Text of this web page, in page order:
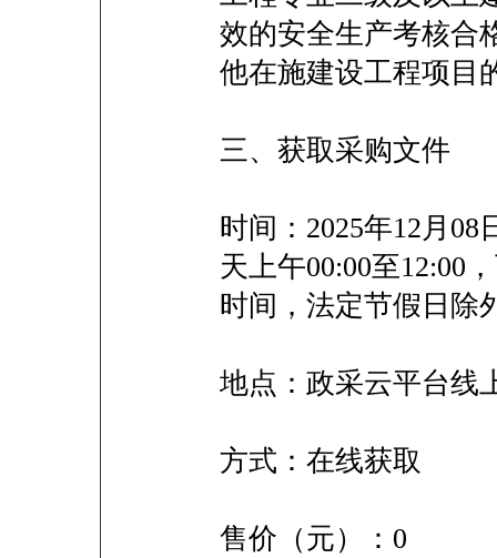
效的安全生产考核合
他在施建设工程项
三、获取采购文件
时间：2025年12月08
天上午00:00至12:00
时间，法定节假
地点：政采云平台
方式：在线获取
售价（元）：0